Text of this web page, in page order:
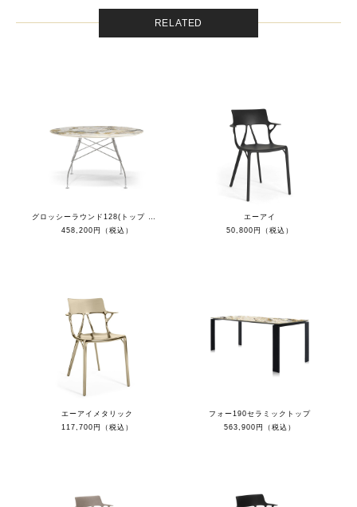
RELATED
グロッシーラウンド128(トップ シンフォニー/フレーム クローム）
458,200円（税込）
エーアイ
50,800円（税込）
エーアイメタリック
117,700円（税込）
フォー190セラミックトップ
563,900円（税込）